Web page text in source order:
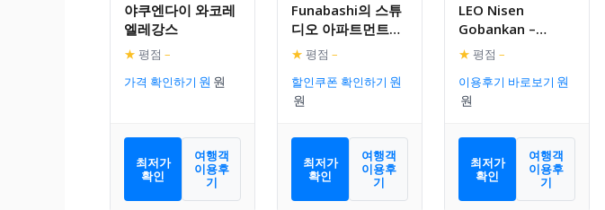
야쿠엔다이 와코레
엘레강스
★ 평점 –
가격 확인하기
최저가
확인
여행객
이용후
기
Funabashi의 스튜
디오 아파트먼트
(50m², 프라이빗 욕
★ 평점 –
할인쿠폰 확인하기
최저가
확인
여행객
이용후
기
LEO Nisen
Gobankan –
Vacation STAY
★ 평점 –
이용후기 바로보기
최저가
확인
여행객
이용후
기